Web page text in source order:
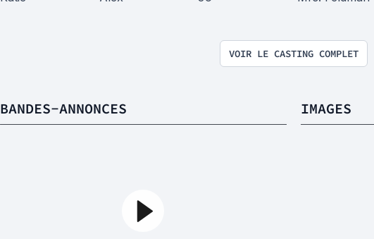
VOIR LE CASTING COMPLET
BANDES-ANNONCES IMAGES